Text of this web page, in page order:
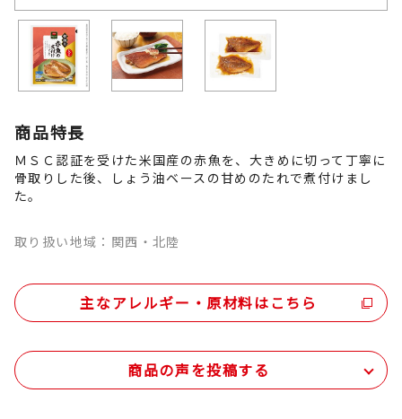
商品特長
ＭＳＣ認証を受けた米国産の赤魚を、大きめに切って丁寧に
骨取りした後、しょう油ベースの甘めのたれで煮付けまし
た。
取り扱い地域：関西・北陸
主なアレルギー・原材料はこちら
商品の声を投稿する